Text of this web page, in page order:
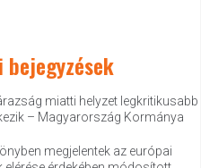
miatti helyzet legkritikusabb
– Magyarország Kormánya
megjelentek az európai